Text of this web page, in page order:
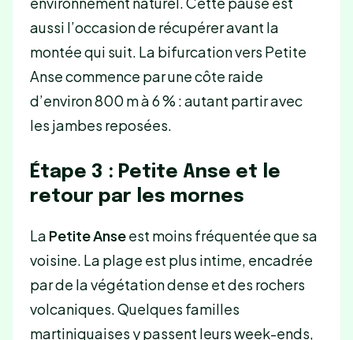
aussi l’occasion de récupérer avant la
montée qui suit. La bifurcation vers Petite
Anse commence par une côte raide
d’environ 800 m à 6 % : autant partir avec
les jambes reposées.
Étape 3 : Petite Anse et le
retour par les mornes
La Petite Anseest moins fréquentée que sa
voisine. La plage est plus intime, encadrée
par de la végétation dense et des rochers
volcaniques. Quelques familles
martiniquaises y passent leurs week-ends,